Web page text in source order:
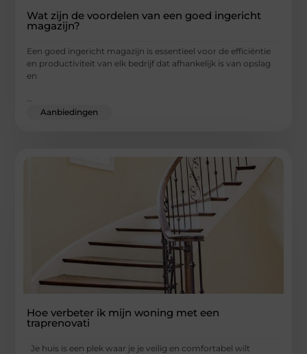
Wat zijn de voordelen van een goed ingericht
magazijn?
Een goed ingericht magazijn is essentieel voor de efficiëntie
en productiviteit van elk bedrijf dat afhankelijk is van opslag
en
Aanbiedingen
Hoe verbeter ik mijn woning met een
traprenovati
Je huis is een plek waar je je veilig en comfortabel wilt